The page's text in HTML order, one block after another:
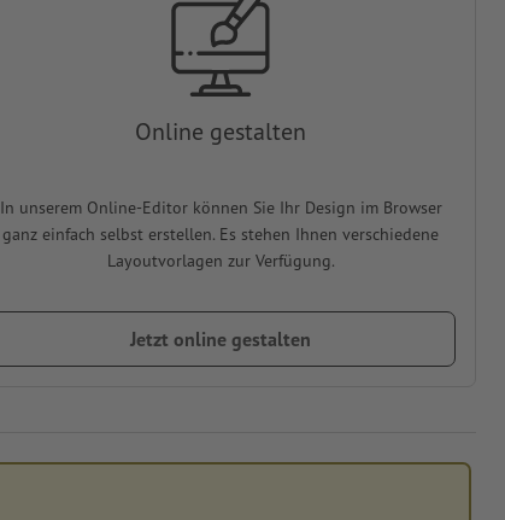
Online gestalten
In unserem Online-Editor können Sie Ihr Design im Browser
ganz einfach selbst erstellen. Es stehen Ihnen verschiedene
Layoutvorlagen zur Verfügung.
Jetzt online gestalten